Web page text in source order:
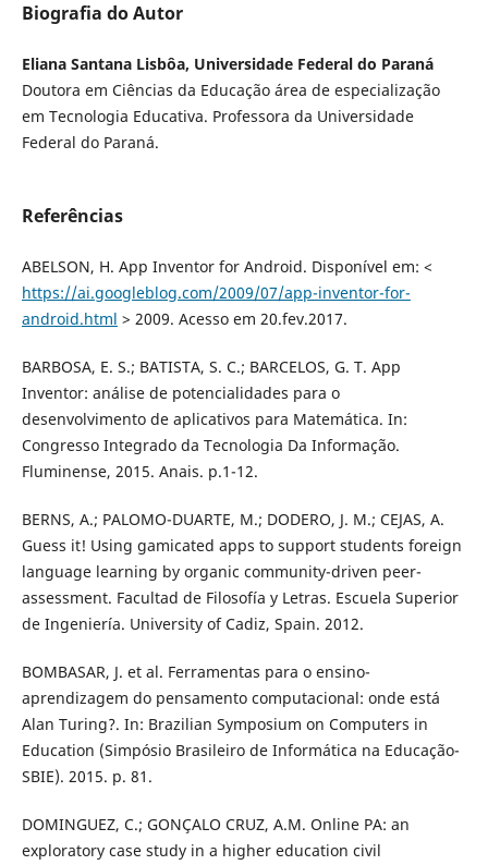
Biografia do Autor
Eliana Santana Lisbôa, Universidade Federal do Paraná
Doutora em Ciências da Educação área de especialização
em Tecnologia Educativa. Professora da Universidade
Federal do Paraná.
Referências
ABELSON, H. App Inventor for Android. Disponível em: <
https://ai.googleblog.com/2009/07/app-inventor-for-
android.html > 2009. Acesso em 20.fev.2017.
BARBOSA, E. S.; BATISTA, S. C.; BARCELOS, G. T. App
Inventor: análise de potencialidades para o
desenvolvimento de aplicativos para Matemática. In:
Congresso Integrado da Tecnologia Da Informação.
Fluminense, 2015. Anais. p.1-12.
BERNS, A.; PALOMO-DUARTE, M.; DODERO, J. M.; CEJAS, A.
Guess it! Using gamicated apps to support students foreign
language learning by organic community-driven peer-
assessment. Facultad de Filosofía y Letras. Escuela Superior
de Ingeniería. University of Cadiz, Spain. 2012.
BOMBASAR, J. et al. Ferramentas para o ensino-
aprendizagem do pensamento computacional: onde está
Alan Turing?. In: Brazilian Symposium on Computers in
Education (Simpósio Brasileiro de Informática na Educação-
SBIE). 2015. p. 81.
DOMINGUEZ, C.; GONÇALO CRUZ, A.M. Online PA: an
exploratory case study in a higher education civil